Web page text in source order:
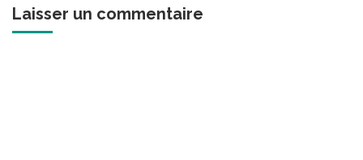
Laisser un commentaire